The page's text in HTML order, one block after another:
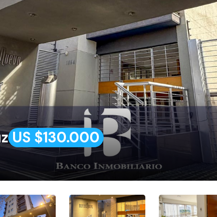
US $130.000